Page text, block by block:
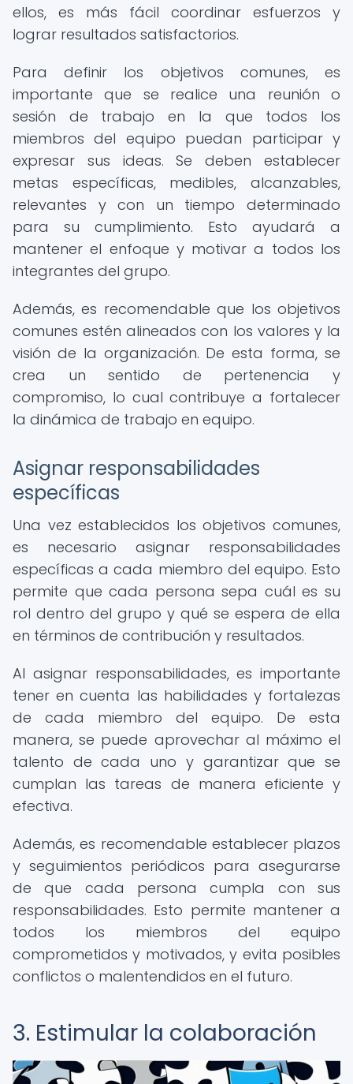
ellos, es más fácil coordinar esfuerzos y
lograr resultados satisfactorios.
Para definir los objetivos comunes, es
importante que se realice una reunión o
sesión de trabajo en la que todos los
miembros del equipo puedan participar y
expresar sus ideas. Se deben establecer
metas específicas, medibles, alcanzables,
relevantes y con un tiempo determinado
para su cumplimiento. Esto ayudará a
mantener el enfoque y motivar a todos los
integrantes del grupo.
Además, es recomendable que los objetivos
comunes estén alineados con los valores y la
visión de la organización. De esta forma, se
crea un sentido de pertenencia y
compromiso, lo cual contribuye a fortalecer
la dinámica de trabajo en equipo.
Asignar responsabilidades
específicas
Una vez establecidos los objetivos comunes,
es necesario asignar responsabilidades
específicas a cada miembro del equipo. Esto
permite que cada persona sepa cuál es su
rol dentro del grupo y qué se espera de ella
en términos de contribución y resultados.
Al asignar responsabilidades, es importante
tener en cuenta las habilidades y fortalezas
de cada miembro del equipo. De esta
manera, se puede aprovechar al máximo el
talento de cada uno y garantizar que se
cumplan las tareas de manera eficiente y
efectiva.
Además, es recomendable establecer plazos
y seguimientos periódicos para asegurarse
de que cada persona cumpla con sus
responsabilidades. Esto permite mantener a
todos los miembros del equipo
comprometidos y motivados, y evita posibles
conflictos o malentendidos en el futuro.
3. Estimular la colaboración